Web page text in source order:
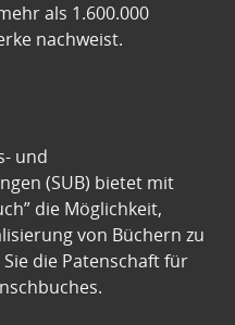
als 1.600.000
nachweist.
und
(SUB) bietet mit
die Möglichkeit,
von Büchern zu
die Patenschaft für